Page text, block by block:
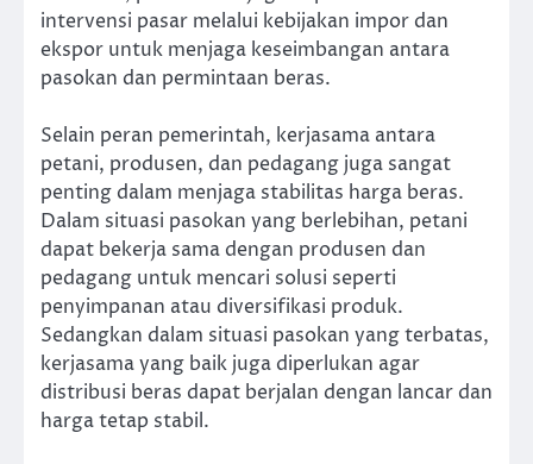
intervensi pasar melalui kebijakan impor dan
ekspor untuk menjaga keseimbangan antara
pasokan dan permintaan beras.
Selain peran pemerintah, kerjasama antara
petani, produsen, dan pedagang juga sangat
penting dalam menjaga stabilitas harga beras.
Dalam situasi pasokan yang berlebihan, petani
dapat bekerja sama dengan produsen dan
pedagang untuk mencari solusi seperti
penyimpanan atau diversifikasi produk.
Sedangkan dalam situasi pasokan yang terbatas,
kerjasama yang baik juga diperlukan agar
distribusi beras dapat berjalan dengan lancar dan
harga tetap stabil.